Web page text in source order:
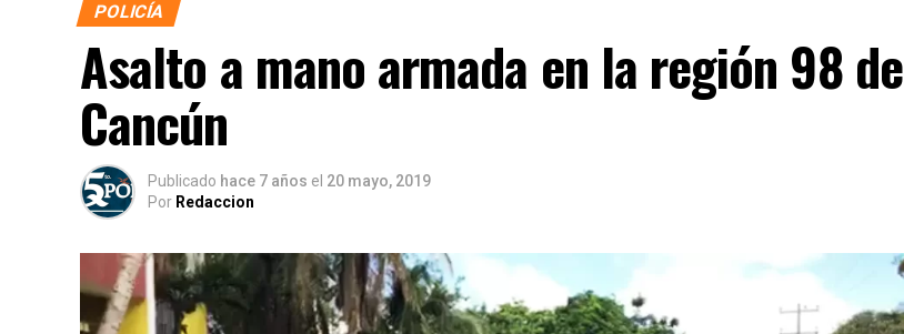
POLICÍA
Asalto a mano armada en la región 98 de
Cancún
Publicado hace 7 años el 20 mayo, 2019
Por Redaccion